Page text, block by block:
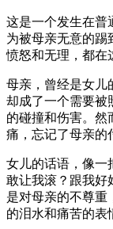
这是一个发生在普
为被母亲无意的踢
愤怒和无理，都在
母亲，曾经是女儿
却成了一个需要被
的碰撞和伤害。然
痛，忘记了母亲的
女儿的话语，像一
敢让我滚？跟我好
是对母亲的不尊重
的泪水和痛苦的表